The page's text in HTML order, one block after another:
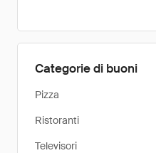
Categorie di buoni
Pizza
Ristoranti
Televisori